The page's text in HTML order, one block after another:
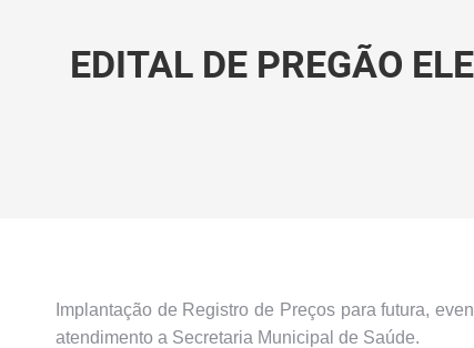
EDITAL DE PREGÃO
Implantação de Registro de Preços para futura,
atendimento a Secretaria Municipal de Saúde.